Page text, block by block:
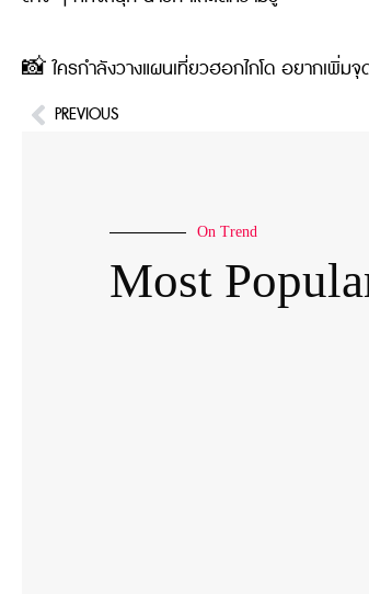
📸 ใครกำลังวางแผนเที่ยวฮอกไกโด อยากเพิ่ม
PREVIOUS
On Trend
Most